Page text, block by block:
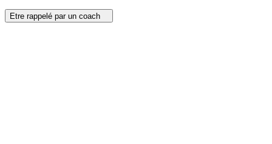
Etre rappelé par un coach